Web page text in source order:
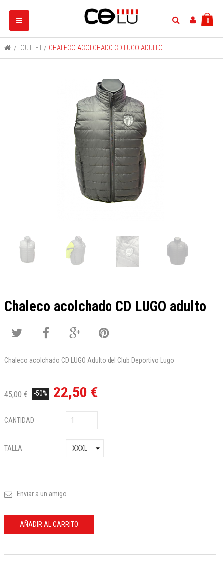
Navegación
Toggle
0
> OUTLET > CHALECO ACOLCHADO CD LUGO ADULTO
Chaleco acolchado CD LUGO adulto
Chaleco acolchado CD LUGO Adulto del Club Deportivo Lugo
45,00 € -50% 22,50 €
CANTIDAD
TALLA
Enviar a un amigo
AÑADIR AL CARRITO